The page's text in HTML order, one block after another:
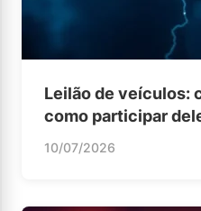
Leilão de veículos:
como participar
10/07/2026